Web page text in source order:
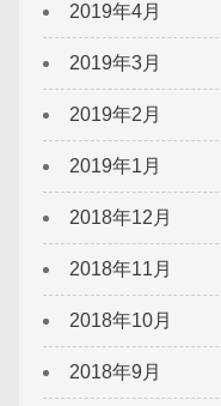
2019年4月
2019年3月
2019年2月
2019年1月
2018年12月
2018年11月
2018年10月
2018年9月